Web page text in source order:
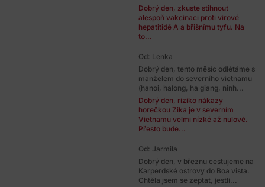
Dobrý den, zkuste stihnout
alespoň vakcinaci proti virové
hepatitidě A a břišnímu tyfu. Na
to...
Od: Lenka
Dobrý den, tento měsíc odlétáme s
manželem do severního vietnamu
(hanoi, halong, ha giang, ninh...
Dobrý den, riziko nákazy
horečkou Zika je v severním
Vietnamu velmi nízké až nulové.
Přesto bude...
Od: Jarmila
Dobrý den, v březnu cestujeme na
Karperdské ostrovy do Boa vista.
Chtěla jsem se zeptat, jestli...